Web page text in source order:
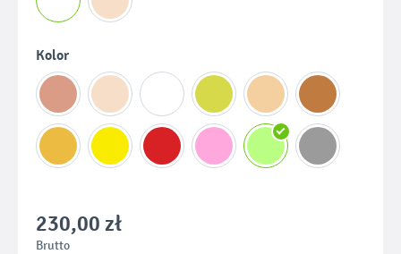
Wybierz
Kolor
230,00 zł
Brutto